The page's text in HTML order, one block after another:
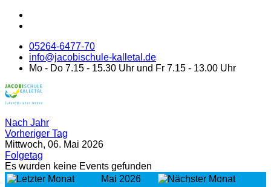
05264-6477-70
info@jacobischule-kalletal.de
Mo - Do 7.15 - 15.30 Uhr und Fr 7.15 - 13.00 Uhr
Nach Jahr
Vorheriger Tag
Mittwoch, 06. Mai 2026
Folgetag
Es wurden keine Events gefunden
Mai 2026